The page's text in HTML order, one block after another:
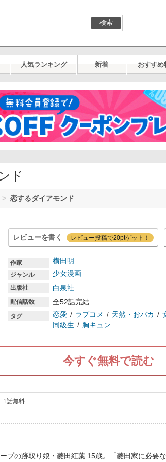
検索
人気ランキング 新着 おすすめ
ド
恋するダイアモンド
レビューを書く レビュー投稿で20ptゲット！
作家 横田明
ジャンル 少女漫画
出版社 白泉社
配信話数 全52話完結
タグ 恋愛 ラブコメ 天然・おバカ
同級生
胸キュン
今すぐ無料で読む
1話無料
プの跡取り娘・菱田紅葉 15歳。「菱田家に必要